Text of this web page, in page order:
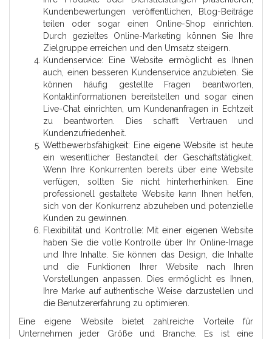
Kundenbewertungen veröffentlichen, Blog-Beiträge
teilen oder sogar einen Online-Shop einrichten.
Durch gezieltes Online-Marketing können Sie Ihre
Zielgruppe erreichen und den Umsatz steigern.
Kundenservice: Eine Website ermöglicht es Ihnen
auch, einen besseren Kundenservice anzubieten. Sie
können häufig gestellte Fragen beantworten,
Kontaktinformationen bereitstellen und sogar einen
Live-Chat einrichten, um Kundenanfragen in Echtzeit
zu beantworten. Dies schafft Vertrauen und
Kundenzufriedenheit.
Wettbewerbsfähigkeit: Eine eigene Website ist heute
ein wesentlicher Bestandteil der Geschäftstätigkeit.
Wenn Ihre Konkurrenten bereits über eine Website
verfügen, sollten Sie nicht hinterherhinken. Eine
professionell gestaltete Website kann Ihnen helfen,
sich von der Konkurrenz abzuheben und potenzielle
Kunden zu gewinnen.
Flexibilität und Kontrolle: Mit einer eigenen Website
haben Sie die volle Kontrolle über Ihr Online-Image
und Ihre Inhalte. Sie können das Design, die Inhalte
und die Funktionen Ihrer Website nach Ihren
Vorstellungen anpassen. Dies ermöglicht es Ihnen,
Ihre Marke auf authentische Weise darzustellen und
die Benutzererfahrung zu optimieren.
Eine eigene Website bietet zahlreiche Vorteile für
Unternehmen jeder Größe und Branche. Es ist eine